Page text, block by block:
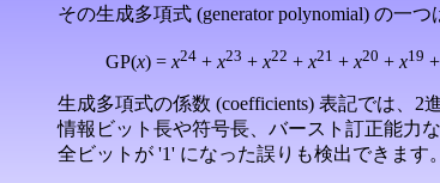
その生成多項式 (generator polynomial) の一つ
GP(x) = x24 + x23 + x22 + x21 + x20 + x19 +
生成多項式の係数 (coefficients) 表記では、2
情報ビット長や符号長、バースト訂正能力
全ビットが '1' になった誤りも検出できます。